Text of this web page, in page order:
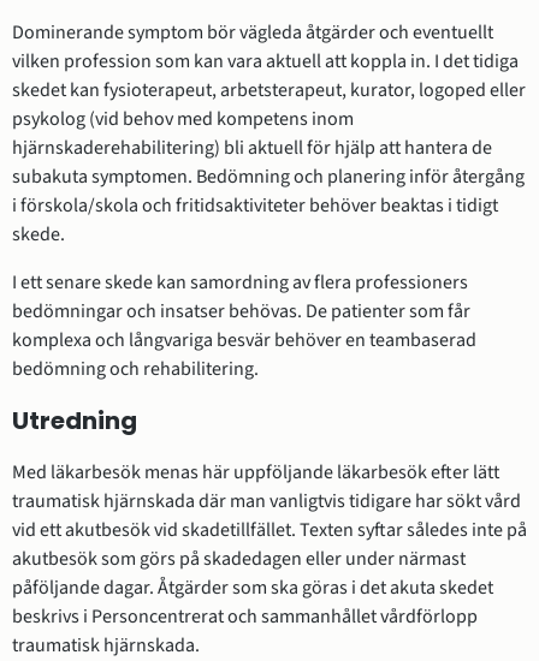
Dominerande symptom bör vägleda åtgärder och eventuellt
vilken profession som kan vara aktuell att koppla in. I det tidiga
skedet kan fysioterapeut, arbetsterapeut, kurator, logoped eller
psykolog (vid behov med kompetens inom
hjärnskaderehabilitering) bli aktuell för hjälp att hantera de
subakuta symptomen. Bedömning och planering inför återgång
i förskola/skola och fritidsaktiviteter behöver beaktas i tidigt
skede.
I ett senare skede kan samordning av flera professioners
bedömningar och insatser behövas. De patienter som får
komplexa och långvariga besvär behöver en teambaserad
bedömning och rehabilitering.
Utredning
Med läkarbesök menas här uppföljande läkarbesök efter lätt
traumatisk hjärnskada där man vanligtvis tidigare har sökt vård
vid ett akutbesök vid skadetillfället. Texten syftar således inte på
akutbesök som görs på skadedagen eller under närmast
påföljande dagar. Åtgärder som ska göras i det akuta skedet
beskrivs i Personcentrerat och sammanhållet vårdförlopp
traumatisk hjärnskada.